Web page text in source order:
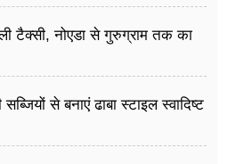
टैक्सी, नोएडा से गुरुग्राम तक का
से बनाएं ढाबा स्टाइल स्वादिष्ट